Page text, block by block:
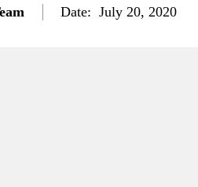
Date: July 20, 2020